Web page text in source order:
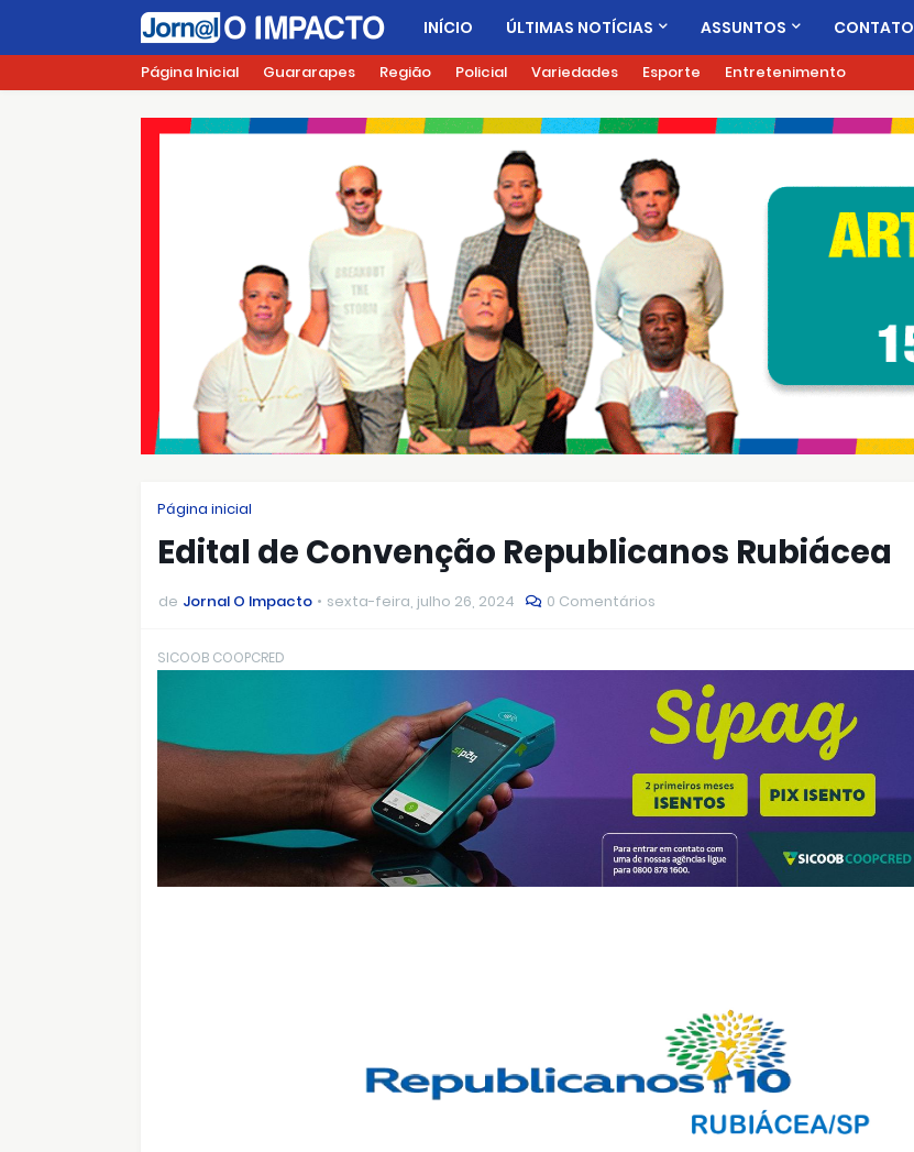
INÍCIO ÚLTIMAS NOTÍCIAS ASSUNTOS CONTATO
Página Inicial Guararapes Região Policial Variedades Esporte Entretenimento
Página inicial
Edital de Convenção Republicanos Rubiácea
de Jornal O Impacto sexta-feira, julho 26, 2024 0 Comentários
SICOOB COOPCRED